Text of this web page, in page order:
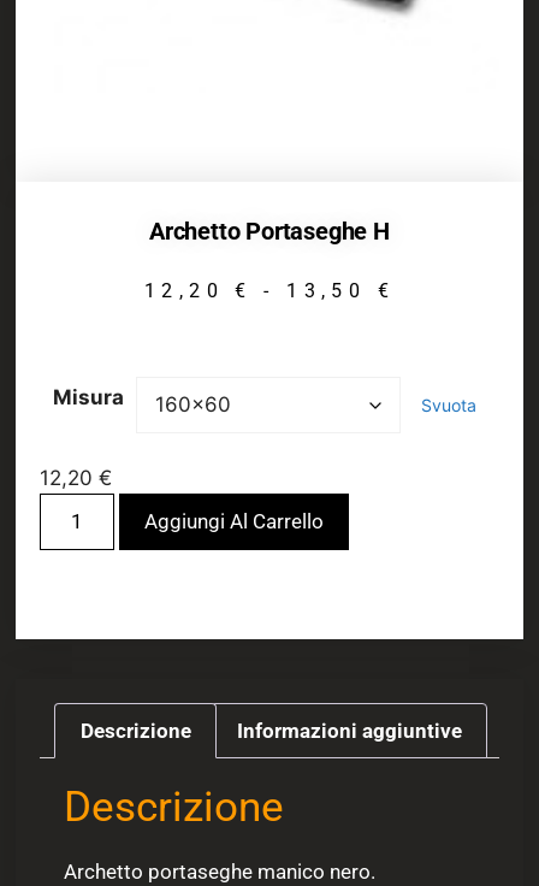
Archetto Portaseghe H
12,20€ - 13,50 €
Misura Svuota
12,20€
Aggiungi Al Carrello
Descrizione Informazioni aggiuntive
Descrizione
Archetto portaseghe manico nero.